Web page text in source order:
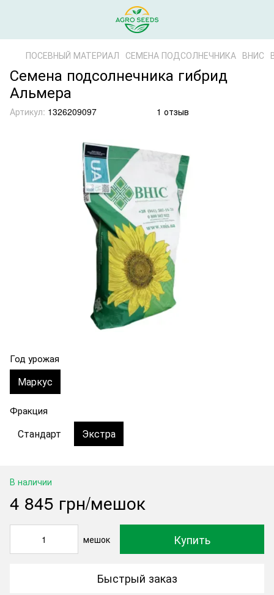
ПОСЕВНЫЙ МАТЕРИАЛ СЕМЕНА ПОДСОЛНЕЧНИКА ВНИС
Семена подсолнечника гибрид
Альмера
Артикул: 1326209097 1 отзыв
Год урожая
Маркус
Фракция
Стандарт Экстра
В наличии
4 845 грн/мешок
мешок Купить
Быстрый заказ